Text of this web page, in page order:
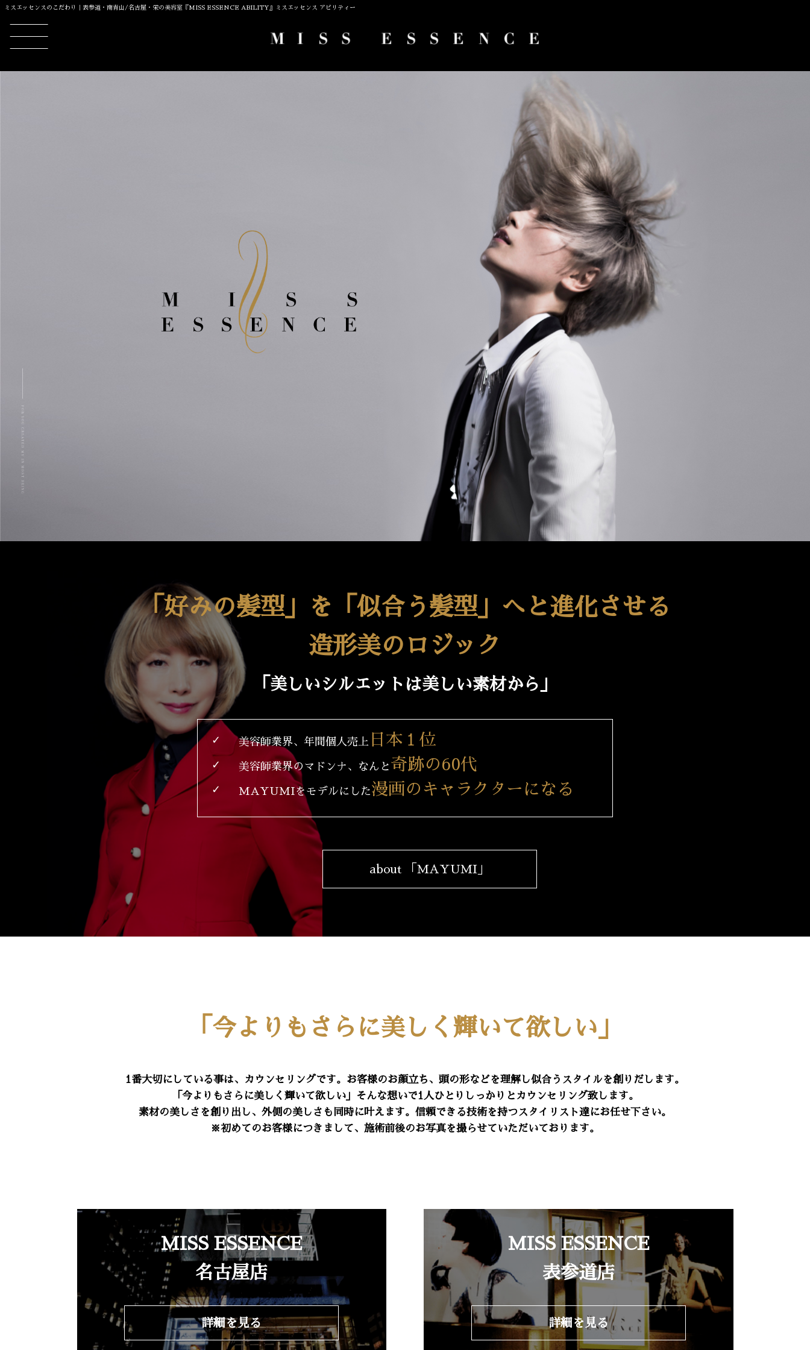
ミスエッセンスのこだわり｜表参道・南青山/名古屋・栄の美容室『MISS ESSENCE ABILITY』ミスエッセンス アビリティー
「好みの髪型」を「似合う髪型」へと進化させる
造形美のロジック
「美しいシルエットは美しい素材から」
✓ 美容師業界、年間個人売上 日本１位
✓ 美容師業界のマドンナ、なんと 奇跡の60代
✓ MAYUMIをモデルにした漫画のキャラクターになる
about 「MAYUMI」
「今よりもさらに美しく輝いて欲しい」
1番大切にしている事は、カウンセリングです。お客様のお顔立ち、頭の形などを理解し似合うスタイルを創りだします。
「今よりもさらに美しく輝いて欲しい」そんな想いで1人ひとりしっかりとカウンセリング致します。
素材の美しさを創り出し、外側の美しさも同時に叶えます。信頼できる技術を持つスタイリスト達にお任せ下さい。
※初めてのお客様につきまして、施術前後のお写真を撮らせていただいております。
MISS ESSENCE
名古屋店
詳細を見る
MISS ESSENCE
表参道店
詳細を見る